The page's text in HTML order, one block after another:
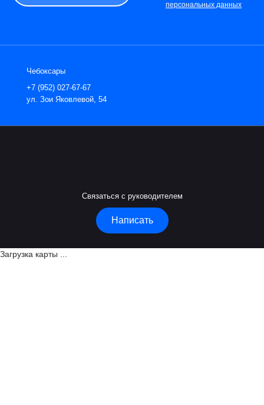
персональных данных
Чебоксары
+7 (952) 027-67-67
ул. Зои Яковлевой, 54
Связаться с руководителем
Написать
Загрузка карты ...